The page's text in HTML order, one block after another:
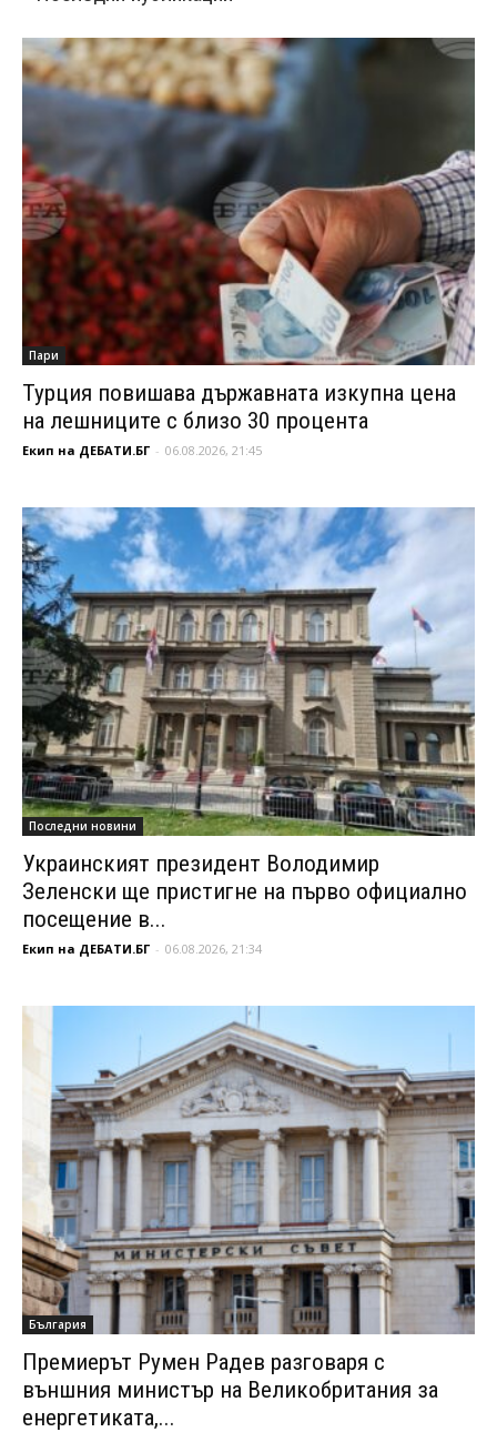
Пари
Турция повишава държавната изкупна цена
на лешниците с близо 30 процента
Екип на ДЕБАТИ.БГ - 06.08.2026, 21:45
Последни новини
Украинският президент Володимир
Зеленски ще пристигне на първо официално
посещение в...
Екип на ДЕБАТИ.БГ - 06.08.2026, 21:34
България
Премиерът Румен Радев разговаря с
външния министър на Великобритания за
енергетиката,...